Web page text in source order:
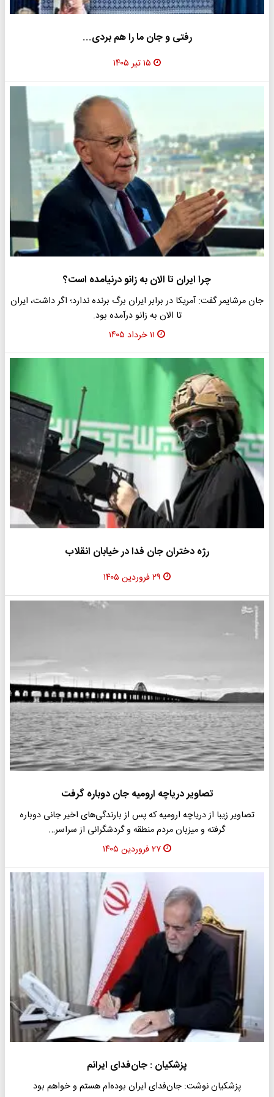
رفتی و جان ما را هم بردی...
۱۵ تیر ۱۴۰۵
چرا ایران تا الان به زانو درنیامده است؟
جان مرشایمر گفت: آمریکا در برابر ایران برگ برنده ندارد؛ اگر داشت، ایران
تا الان به زانو درآمده بود.
۱۱ خرداد ۱۴۰۵
رژه دختران جان فدا در خیابان انقلاب
۲۹ فروردین ۱۴۰۵
تصاویر دریاچه ارومیه جان دوباره گرفت
تصاویر زیبا از دریاچه ارومیه که پس از بارندگی‌های اخیر ‌جانی دوباره
‌گرفته‌ و میزبان مردم منطقه و گردشگرانی از سراسر…
۲۷ فروردین ۱۴۰۵
پزشکیان : جان‌فدای ایرانم
پزشکیان نوشت: جان‌فدای ایران بوده‌ام هستم و خواهم بود